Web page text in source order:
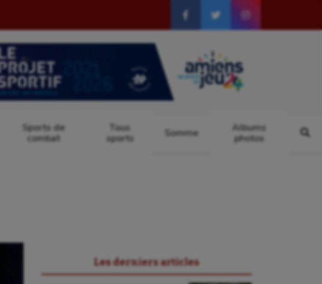
Sports de
combat
Tous
sports
Somme
Albums
photos
Les derniers articles